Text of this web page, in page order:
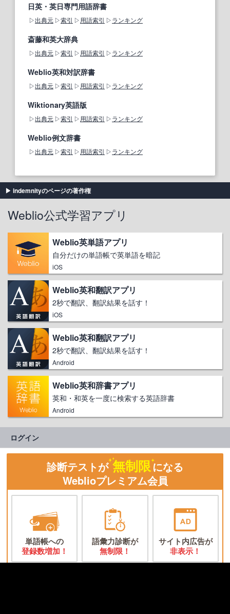
日英・英日専門用語辞書
出典元 索引 用語索引 ランキング
斎藤和英大辞典
出典元 索引 用語索引 ランキング
Weblio英和対訳辞書
出典元 索引 用語索引 ランキング
Wiktionary英語版
出典元 索引 用語索引 ランキング
Weblio例文辞書
出典元 索引 用語索引 ランキング
indemnityのページの著作権
Weblio公式学習アプリ
Weblio英単語アプリ
自分だけの単語帳で英単語を暗記
iOS
Weblio英和翻訳アプリ
2秒で翻訳、翻訳結果を話す！
iOS
Weblio英和翻訳アプリ
2秒で翻訳、翻訳結果を話す！
Android
Weblio英和辞書アプリ
英和・和英を一度に検索する英語辞書
Android
ログイン
診断テストが 無制限になる
Weblioプレミアム会員
単語帳への
登録数増加！
語彙力診断が
無制限！
サイト内広告が
非表示！